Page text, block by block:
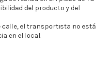
del producto y del
calle, el transportista no está
en el local.